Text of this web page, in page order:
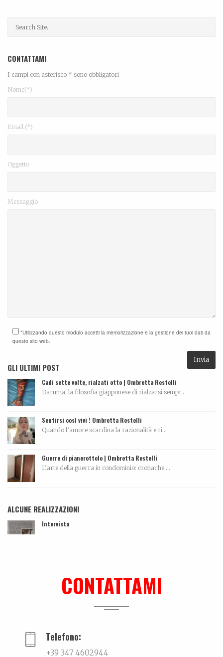
CONTATTAMI
I campi con asterisco * sono obbligatori
Nome(*)
Email (*)
Oggetto
Messaggio
*Utilizzando questo modulo accetti la memorizzazione e la gestione dei tuoi dati da
questo sito web.
GLI ULTIMI POST
Cadi sette volte, rialzati otto | Ombretta Restelli
Daruma: la filosofia giapponese di rialzarsi sempr...
Sentirsi così vivi ! Ombretta Restelli
Quando l’amore scardina la razionalità e ri...
Guerre di pianerottolo | Ombretta Restelli
L’arte della guerra in condominio: cronache ...
ALCUNE REALIZZAZIONI
Intervista
La biografia di Massimo Pazzaglini Sicuri di sa...
CONTATTAMI
Telefono:
+39 347 4602944